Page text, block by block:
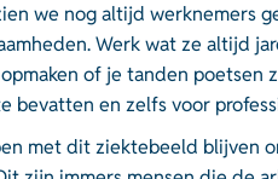
we nog altijd werknemers
Werk wat ze altijd
of je tanden
bevatten en zelfs voor
met dit ziektebeeld